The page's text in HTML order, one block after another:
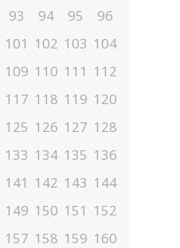
93 94 95
96
101 102 103 104
109 110 111 112
117 118 119 120
125 126 127 128
133 134 135 136
141 142 143 144
149 150 151 152
157 158 159 160